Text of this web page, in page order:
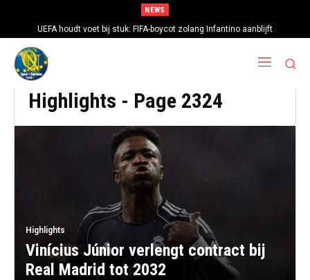
NEWS
UEFA houdt voet bij stuk: FIFA-boycot zolang Infantino aanblijft
Highlights - Page 2324
Highlights
Vinícius Júnior verlengt contract bij
Real Madrid tot 2032